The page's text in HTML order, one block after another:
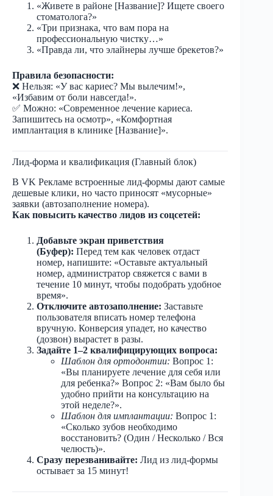
«Живете в районе [Название]? Ищете своего
стоматолога?»
«Три признака, что вам пора на
профессиональную чистку…»
«Правда ли, что элайнеры лучше брекетов?»
Правила безопасности:
❌ Нельзя: «У вас кариес? Мы вылечим!»,
«Избавим от боли навсегда!».
✅ Можно: «Современное лечение кариеса.
Запишитесь на осмотр», «Комфортная
имплантация в клинике [Название]».
Лид-форма и квалификация (Главный блок)
В VK Рекламе встроенные лид-формы дают самые
дешевые клики, но часто приносят «мусорные»
заявки (автозаполнение номера).
Как повысить качество лидов из соцсетей:
Добавьте экран приветствия
(Буфер): Перед тем как человек отдаст
номер, напишите: «Оставьте актуальный
номер, администратор свяжется с вами в
течение 10 минут, чтобы подобрать удобное
время».
Отключите автозаполнение: Заставьте
пользователя вписать номер телефона
вручную. Конверсия упадет, но качество
(дозвон) вырастет в разы.
Задайте 1–2 квалифицирующих вопроса:
Шаблон для ортодонтии: Вопрос 1:
«Вы планируете лечение для себя или
для ребенка?» Вопрос 2: «Вам было бы
удобно прийти на консультацию на
этой неделе?».
Шаблон для имплантации: Вопрос 1:
«Сколько зубов необходимо
восстановить? (Один / Несколько / Вся
челюсть)».
Сразу перезванивайте: Лид из лид-формы
остывает за 15 минут!